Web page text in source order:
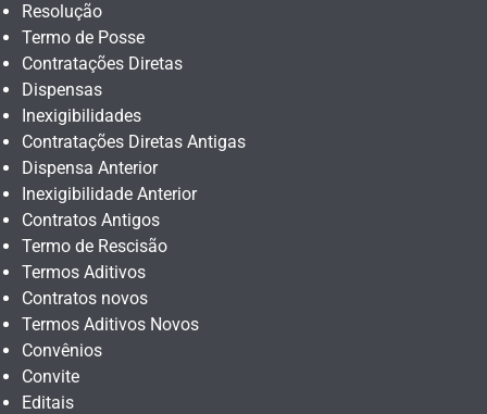
Resolução
Termo de Posse
Contratações Diretas
Dispensas
Inexigibilidades
Contratações Diretas Antigas
Dispensa Anterior
Inexigibilidade Anterior
Contratos Antigos
Termo de Rescisão
Termos Aditivos
Contratos novos
Termos Aditivos Novos
Convênios
Convite
Editais